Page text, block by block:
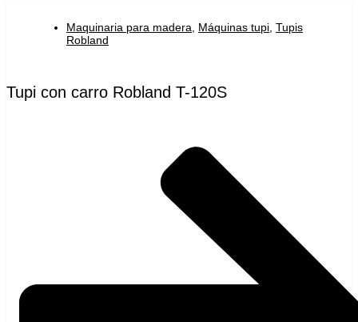
Maquinaria para madera Máquinas tupi Tupis
Robland
Tupi con carro Robland T-120S